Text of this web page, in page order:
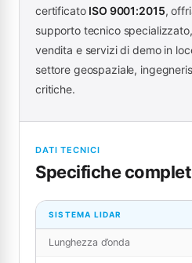
certificato ISO 9001:2015,
supporto tecnico
vendita e servizi di demo in
settore geospaziale,
critiche.
DATI TECNICI
Specifiche
SISTEMA LIDAR
Lunghezza d’onda